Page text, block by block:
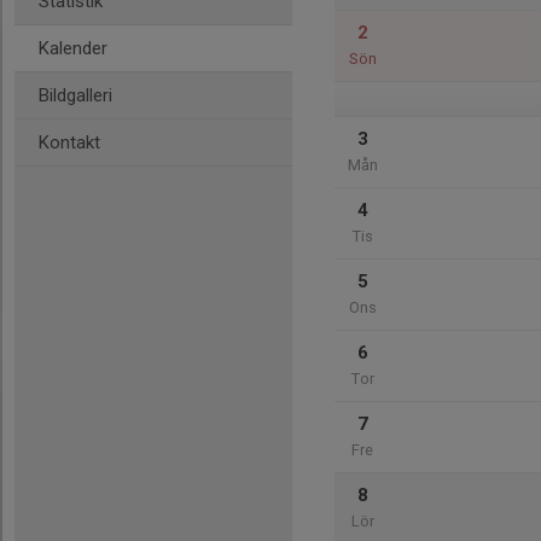
Kalender
Bildgalleri
Kontakt
2
Sön
3
Mån
4
Tis
5
Ons
6
Tor
7
Fre
8
Lör